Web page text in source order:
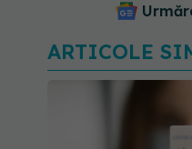
ARTICOLE